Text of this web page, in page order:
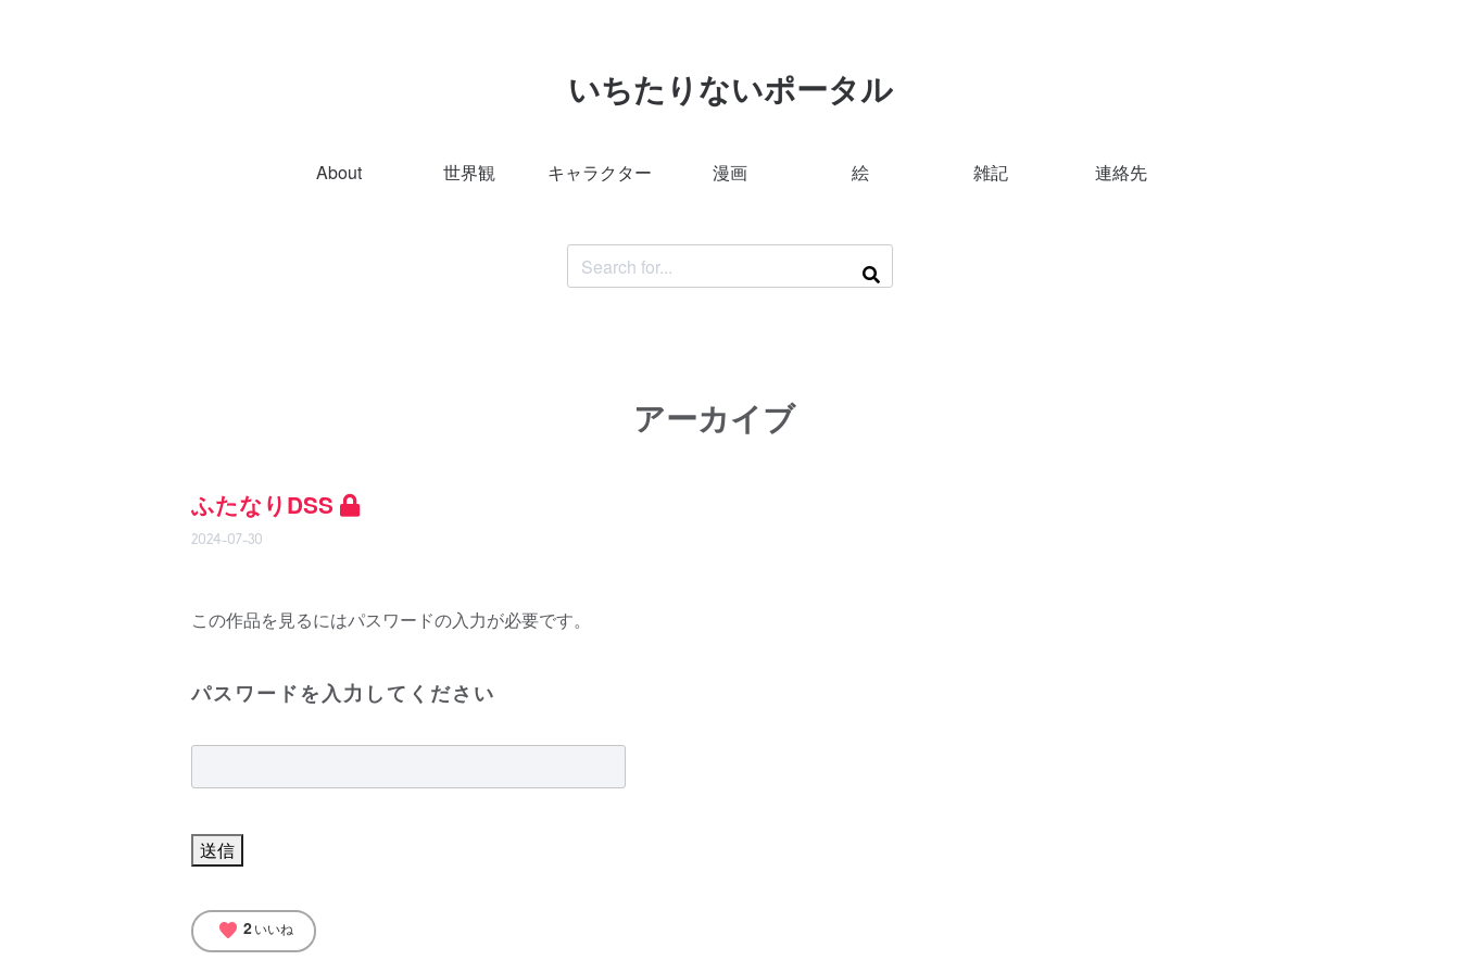
いちたりないポータル
About 世界観 キャラクター 漫画 絵 雑記 連絡先
アーカイブ
ふたなりDSS
2024-07-30
この作品を見るにはパスワードの入力が必要です。
パスワードを入力してください
favorite 2 いいね